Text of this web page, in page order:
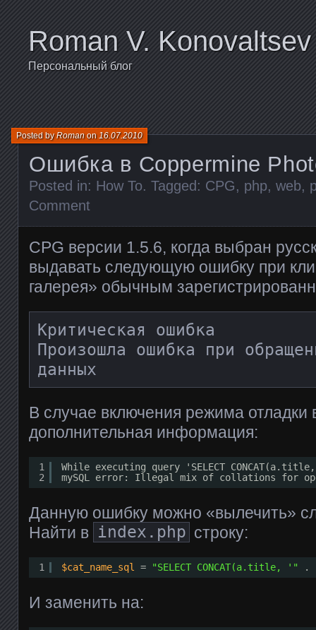
Roman V. Konovaltsev
Персональный блог
Ошибка в Coppermine
Posted byRomanon16.07.2010
Posted in: How To. Tagged: CPG, php, web,
Comment
CPG версии 1.5.6, когда выбран
выдавать следующую ошибку при
галерея» обычным
Критическая ошибка
Произошла ошибка при
данных
В случае включения режима отладки
дополнительная информация:
1
2
While executing query 'SELECT
mySQL error: Illegal mix of collations for
Данную ошибку можно «вылечить»
Найти в index.php строку:
1 $cat_name_sql = "SELECT CONCAT(a.title, '" .
И заменить на: